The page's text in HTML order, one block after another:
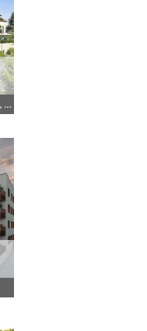
Résidence Principale, JEANBRUN, Meublé non géré, Droit commun